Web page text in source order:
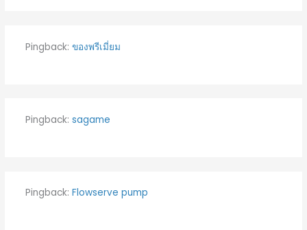
Pingback: ของพรีเมี่ยม
Pingback: sagame
Pingback: Flowserve pump